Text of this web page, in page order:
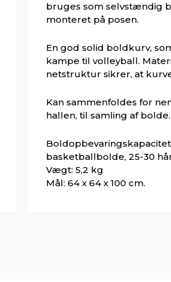
bruges som selvstændig
monteret på posen.
En god solid boldkurv,
kampe til volleyball.
netstruktur sikrer, at
Kan sammenfoldes for
hallen, til samling af bolde.
basketballbolde, 25-30
Vægt: 5,2 kg
Mål: 64 x 64 x 100 cm.